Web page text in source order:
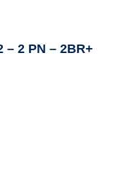
– 2 PN – 2BR+